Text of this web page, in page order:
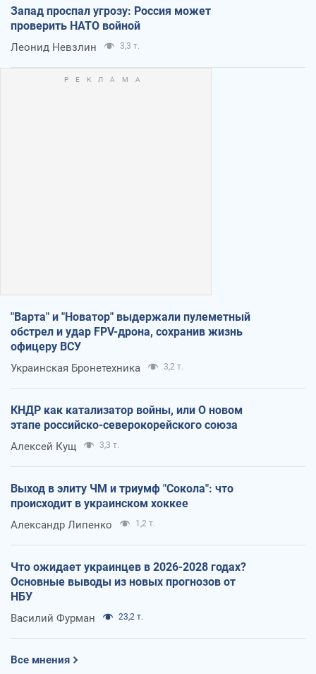
Запад проспал угрозу: Россия может
проверить НАТО войной
Леонид Невзлин 3,3 т.
"Варта" и "Новатор" выдержали пулеметный
обстрел и удар FPV-дрона, сохранив жизнь
офицеру ВСУ
Украинская Бронетехника 3,2 т.
КНДР как катализатор войны, или О новом
этапе российско-северокорейского союза
Алексей Кущ 3,3 т.
Выход в элиту ЧМ и триумф "Сокола": что
происходит в украинском хоккее
Александр Липенко 1,2 т.
Что ожидает украинцев в 2026-2028 годах?
Основные выводы из новых прогнозов от
НБУ
Василий Фурман 23,2 т.
Все мнения